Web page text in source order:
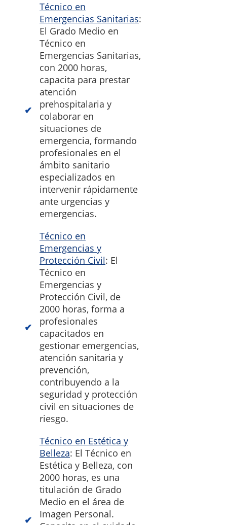
Técnico en
Emergencias Sanitarias:
El Grado Medio en
Técnico en
Emergencias Sanitarias,
con 2000 horas,
capacita para prestar
atención
prehospitalaria y
colaborar en
situaciones de
emergencia, formando
profesionales en el
ámbito sanitario
especializados en
intervenir rápidamente
ante urgencias y
emergencias.
Técnico en
Emergencias y
Protección Civil: El
Técnico en
Emergencias y
Protección Civil, de
2000 horas, forma a
profesionales
capacitados en
gestionar emergencias,
atención sanitaria y
prevención,
contribuyendo a la
seguridad y protección
civil en situaciones de
riesgo.
Técnico en Estética y
Belleza: El Técnico en
Estética y Belleza, con
2000 horas, es una
titulación de Grado
Medio en el área de
Imagen Personal.